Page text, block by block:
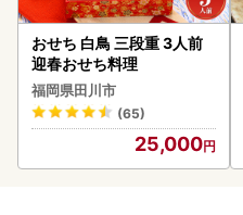
おせち 白鳥 三段重 3人前
迎春おせち料理
福岡県田川市
(65)
25,000